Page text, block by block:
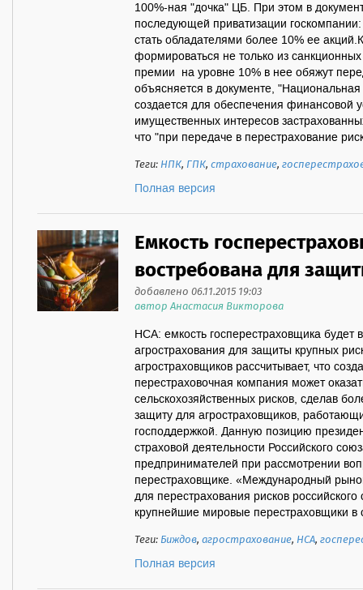
100%-ная "дочка" ЦБ. При этом в
последующей приватизации
стать обладателями более 10% ее
формироваться не только из
премии на уровне 10% в нее обяжут
объясняется в документе,
создается для обеспечения финансовой
имущественных интересов
что "при передаче в перестрахование
Теги:НПК, ГПК,страхование,
Полная версия
Емкость
востребована для
добавлено 06.11.2015 19:03
автор Анастасия Викторова
НСА: емкость госперестраховщика будет
агрострахования для защиты крупных
агростраховщиков рассчитывает, что
перестраховочная компания может
сельскохозяйственных рисков, сделав
защиту для агростраховщиков,
господдержкой. Данную позицию
страховой деятельности Российского
предпринимателей при рассмотрении
перестраховщике. «Международный
для перестрахования рисков российского
крупнейшие мировые перестраховщики в
Теги:Биждов,агрострахование, НСА,
Полная версия